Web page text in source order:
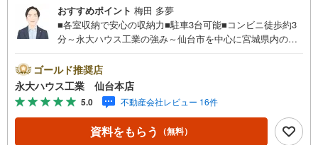
おすすめポイント 梅田 多夢
■各室収納で安心の収納力■駐車3台可能■コンビニ徒歩約3
分～永大ハウス工業の強み～仙台市を中心に宮城県内の多
てご紹介！1.＜豊富な不動産知識＞戸建・マンション・土
地…と種別を問わず不動産を取り扱っております。さらに
教育施設や商業施設、子育て環境や行政などの地域情報を
総合し、お客様により良い物件選びをしていただけるよ
う、しっかりとサポートさせていただきます。2.＜経験豊
富なスタッフ＞当社では【購入】【売却】【引っ越し】
ゴールド推奨店
永大ハウス工業 仙台本店
5.0 不動産会社レビュー 16件
資料をもらう （無料）